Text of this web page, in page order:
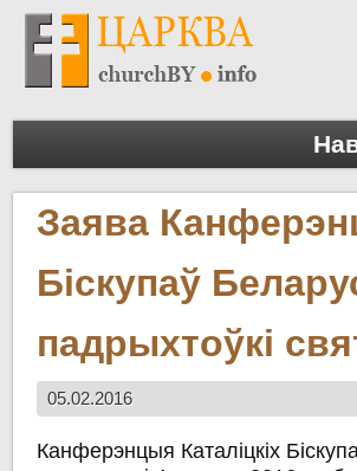
Заява
Біскупаў
падрыхтоўкі
05.02.2016
Канферэнцыя Каталіцкіх